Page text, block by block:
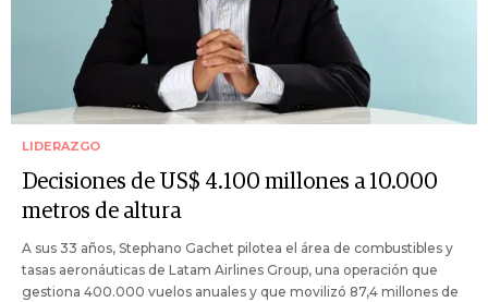
LIDERAZGO
Decisiones de US$ 4.100 millones a 10.000
metros de altura
A sus 33 años, Stephano Gachet pilotea el área de combustibles y
tasas aeronáuticas de Latam Airlines Group, una operación que
gestiona 400.000 vuelos anuales y que movilizó 87,4 millones de